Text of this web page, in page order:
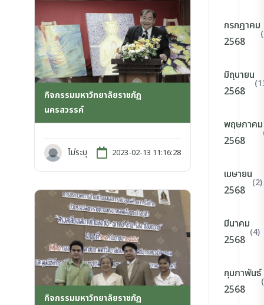
กิจกรรมมหาวิทยาลัยราชภัฏ
นครสวรรค์
ไม่ระบุ 2023-02-13 11:16:28
กิจกรรมมหาวิทยาลัยราชภัฏ
กรกฎาคม
2568
มิถุนายน
2568
พฤษภาคม
2568
เมษายน
2568
(2)
มีนาคม
2568
(4)
กุมภาพันธ์
2568